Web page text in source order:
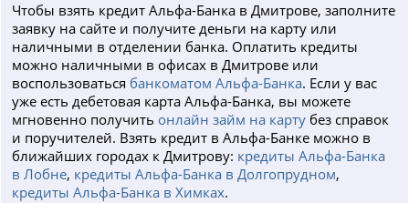
Чтобы взять кредит Альфа-Банка в Дмитрове, заполните
заявку на сайте и получите деньги на карту или
наличными в отделении банка. Оплатить кредиты
можно наличными в офисах в Дмитрове или
воспользоваться банкоматом Альфа-Банка. Если у вас
уже есть дебетовая карта Альфа-Банка, вы можете
мгновенно получить онлайн займ на карту без справок
и поручителей. Взять кредит в Альфа-Банке можно в
ближайших городах к Дмитрову: кредиты Альфа-Банка
в Лобне, кредиты Альфа-Банка в Долгопрудном,
кредиты Альфа-Банка в Химках.